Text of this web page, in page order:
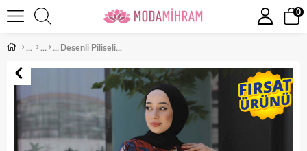
0
Desenli Piliseli Elbise Kiremit 9755